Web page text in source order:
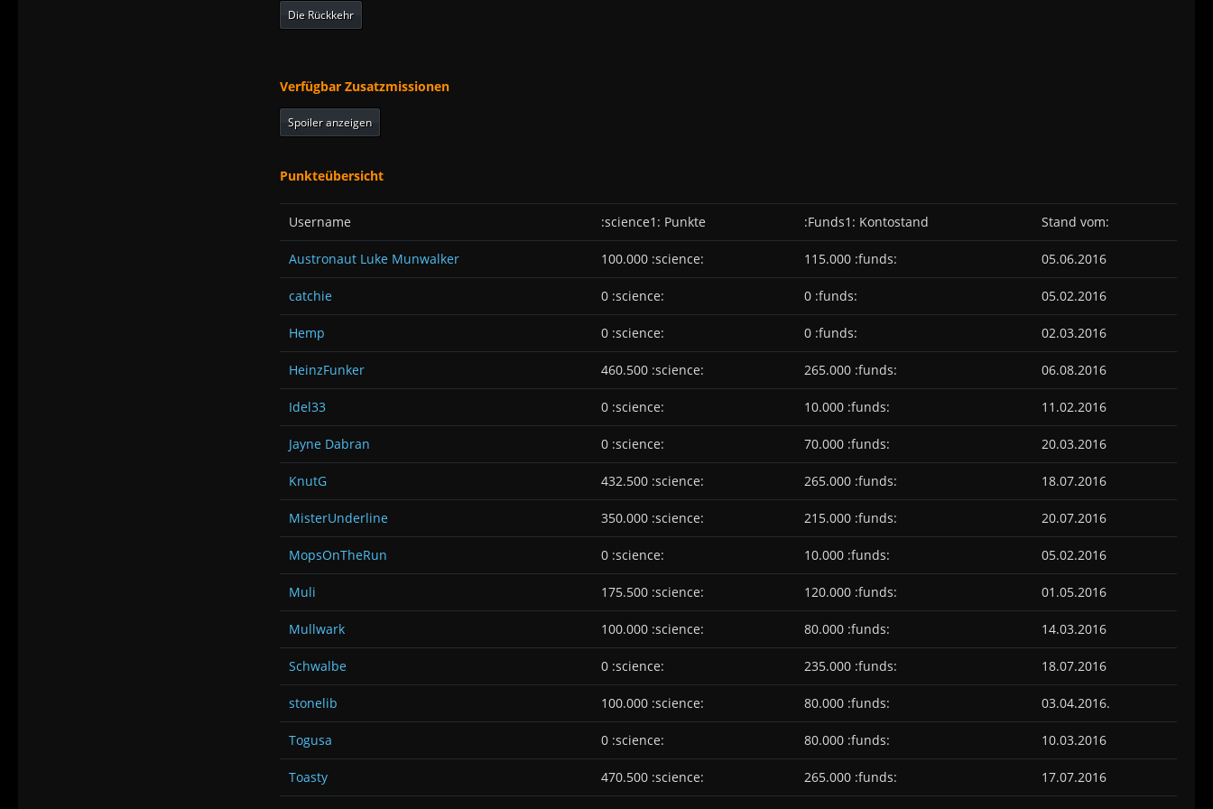
Die Rückkehr
Verfügbar Zusatzmissionen
Spoiler anzeigen
Punkteübersicht
Username :science1: Punkte :Funds1: Kontostand Stand vom:
Austronaut Luke Munwalker 100.000 :science: 115.000 :funds: 05.06.2016
catchie 0 :science: 0 :funds: 05.02.2016
Hemp 0 :science: 0 :funds: 02.03.2016
HeinzFunker 460.500 :science: 265.000 :funds: 06.08.2016
Idel33 0 :science: 10.000 :funds: 11.02.2016
Jayne Dabran 0 :science: 70.000 :funds: 20.03.2016
KnutG 432.500 :science: 265.000 :funds: 18.07.2016
MisterUnderline 350.000 :science: 215.000 :funds: 20.07.2016
MopsOnTheRun 0 :science: 10.000 :funds: 05.02.2016
Muli 175.500 :science: 120.000 :funds: 01.05.2016
Mullwark 100.000 :science: 80.000 :funds: 14.03.2016
Schwalbe 0 :science: 235.000 :funds: 18.07.2016
stonelib 100.000 :science: 80.000 :funds: 03.04.2016.
Togusa 0 :science: 80.000 :funds: 10.03.2016
Toasty 470.500 :science: 265.000 :funds: 17.07.2016